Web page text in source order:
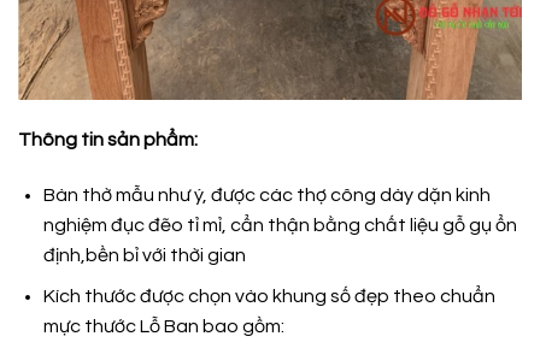
Thông tin sản phẩm:
Bàn thờ mẫu như ý, được các thợ công dày dặn kinh
nghiệm đục đẽo tỉ mỉ, cẩn thận bằng chất liệu gỗ gụ ổn
định,bền bỉ với thời gian
Kích thước được chọn vào khung số đẹp theo chuẩn
mực thước Lỗ Ban bao gồm: